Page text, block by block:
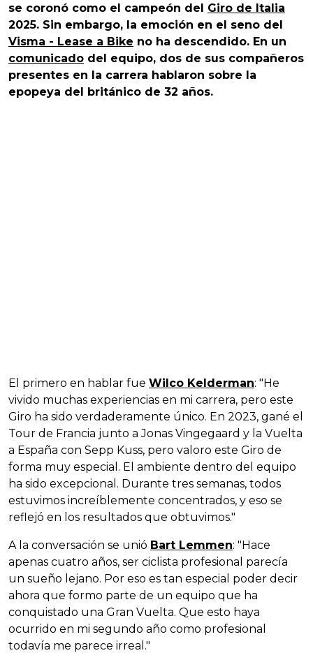
se coronó como el campeón del Giro de Italia
2025. Sin embargo, la emoción en el seno del
Visma - Lease a Bike no ha descendido. En un
comunicado del equipo, dos de sus compañeros
presentes en la carrera hablaron sobre la
epopeya del británico de 32 años.
El primero en hablar fue Wilco Kelderman: "He
vivido muchas experiencias en mi carrera, pero este
Giro ha sido verdaderamente único. En 2023, gané el
Tour de Francia junto a Jonas Vingegaard y la Vuelta
a España con Sepp Kuss, pero valoro este Giro de
forma muy especial. El ambiente dentro del equipo
ha sido excepcional. Durante tres semanas, todos
estuvimos increíblemente concentrados, y eso se
reflejó en los resultados que obtuvimos."
A la conversación se unió Bart Lemmen: "Hace
apenas cuatro años, ser ciclista profesional parecía
un sueño lejano. Por eso es tan especial poder decir
ahora que formo parte de un equipo que ha
conquistado una Gran Vuelta. Que esto haya
ocurrido en mi segundo año como profesional
todavía me parece irreal."